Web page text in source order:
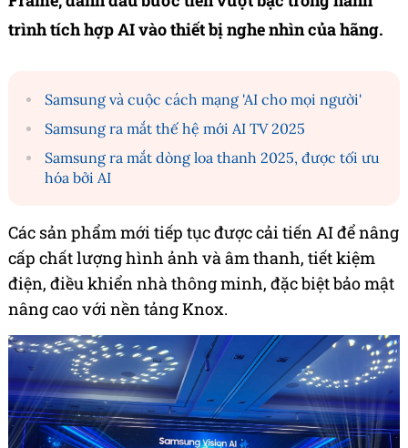
trình tích hợp AI vào thiết bị nghe nhìn của hãng.
Samsung và cuộc cách mạng 'AI cho mọi người'
Samsung ra mắt thế hệ mới AI TV 2025
Samsung ra mắt dòng loa thanh 2025, được tối ưu
hóa bởi AI
Các sản phẩm mới tiếp tục được cải tiến AI để nâng
cấp chất lượng hình ảnh và âm thanh, tiết kiệm
điện, điều khiển nhà thông minh, đặc biệt bảo mật
nâng cao với nền tảng Knox.